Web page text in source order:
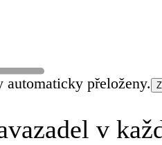
automaticky přeloženy.
v